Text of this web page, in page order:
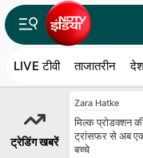
LIVE टीवी ताजातरीन
ट्रेडिंग खबरें
Zara Hatke
मिल्क प्रोडक्शन
ट्रांसफर से अब
बच्चे